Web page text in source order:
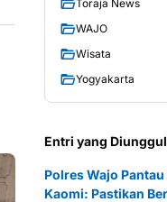
Toraja News
WAJO
Wisata
Yogyakarta
Entri yang
Polres Wajo
Kaomi: Pastikan